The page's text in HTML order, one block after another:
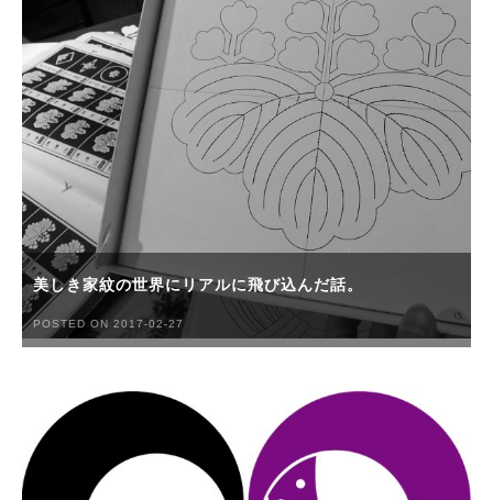
美しき家紋の世界にリアルに飛び込んだ話。
POSTED ON 2017-02-27